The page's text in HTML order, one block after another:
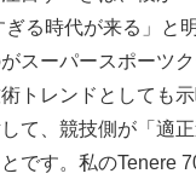
る時代が来る」と
スーパースポーツ
トレンドとしても
て、競技側が「適
です。私のTenere